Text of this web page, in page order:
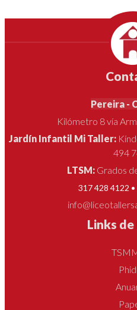
Pereira -
Kilómetro 8 vía
Jardín Infantil Mi Taller:
494
LTSM: Grados
317 428 4122
Links